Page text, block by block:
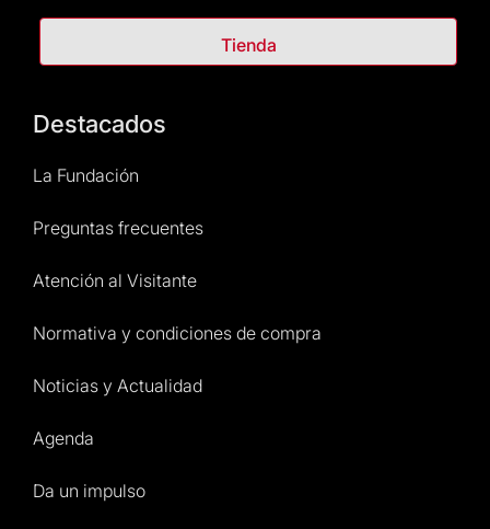
Tienda
Destacados
La Fundación
Preguntas frecuentes
Atención al Visitante
Normativa y condiciones de compra
Noticias y Actualidad
Agenda
Da un impulso